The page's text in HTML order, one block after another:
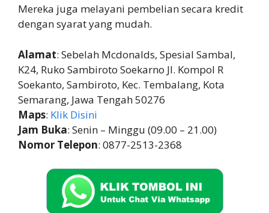
Mereka juga melayani pembelian secara kredit
dengan syarat yang mudah.
Alamat: Sebelah Mcdonalds, Spesial Sambal,
K24, Ruko Sambiroto Soekarno Jl. Kompol R
Soekanto, Sambiroto, Kec. Tembalang, Kota
Semarang, Jawa Tengah 50276
Maps: Klik Disini
Jam Buka: Senin – Minggu (09.00 – 21.00)
Nomor Telepon: 0877-2513-2368